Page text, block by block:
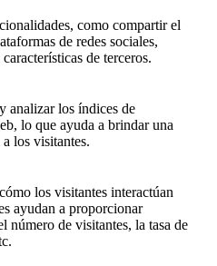
como compartir el
de redes sociales,
de terceros.
analizar los índices de
lo que ayuda a brindar una
los visitantes.
los visitantes interactúan
ayudan a proporcionar
número de visitantes, la tasa de